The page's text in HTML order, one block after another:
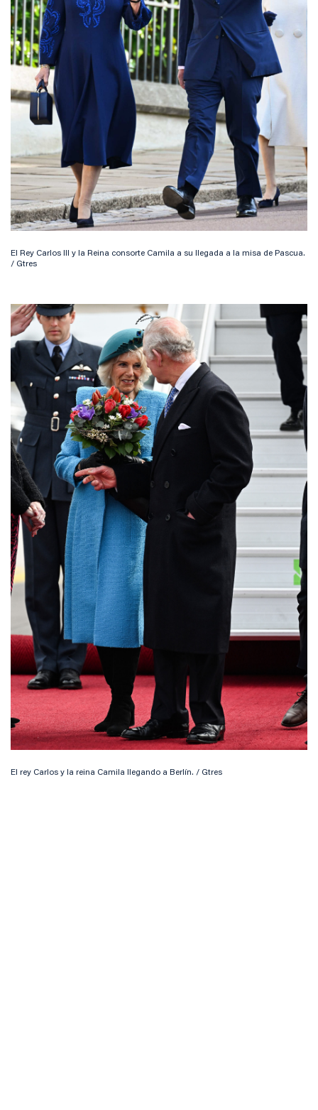
El Rey Carlos III y la Reina consorte Camila a su llegada a la misa de Pascua.
/ Gtres
El rey Carlos y la reina Camila llegando a Berlín. / Gtres